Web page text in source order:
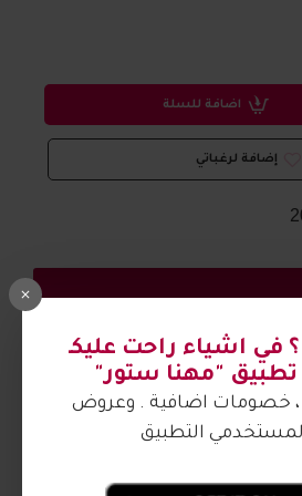
في اشياء راحت عليكـ
تطبيق "مهنا ستور"
خصومات اضافية . وعروض
التطبيق
اضافة للسلة
إضافة لرغباتي
مهنا ستور